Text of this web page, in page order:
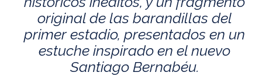
original de las barandillas del
primer estadio, presentados en un
estuche inspirado en el nuevo
Santiago Bernabéu.